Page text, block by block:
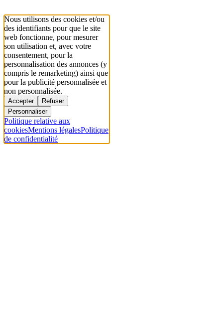
Nous utilisons des cookies et/ou
des identifiants pour que le site
web fonctionne, pour mesurer
son utilisation et, avec votre
consentement, pour la
personnalisation des annonces (y
compris le remarketing) ainsi que
pour la publicité personnalisée et
non personnalisée.
Accepter
Refuser
Personnaliser
Politique relative aux
cookiesMentions légalesPolitique
de confidentialité